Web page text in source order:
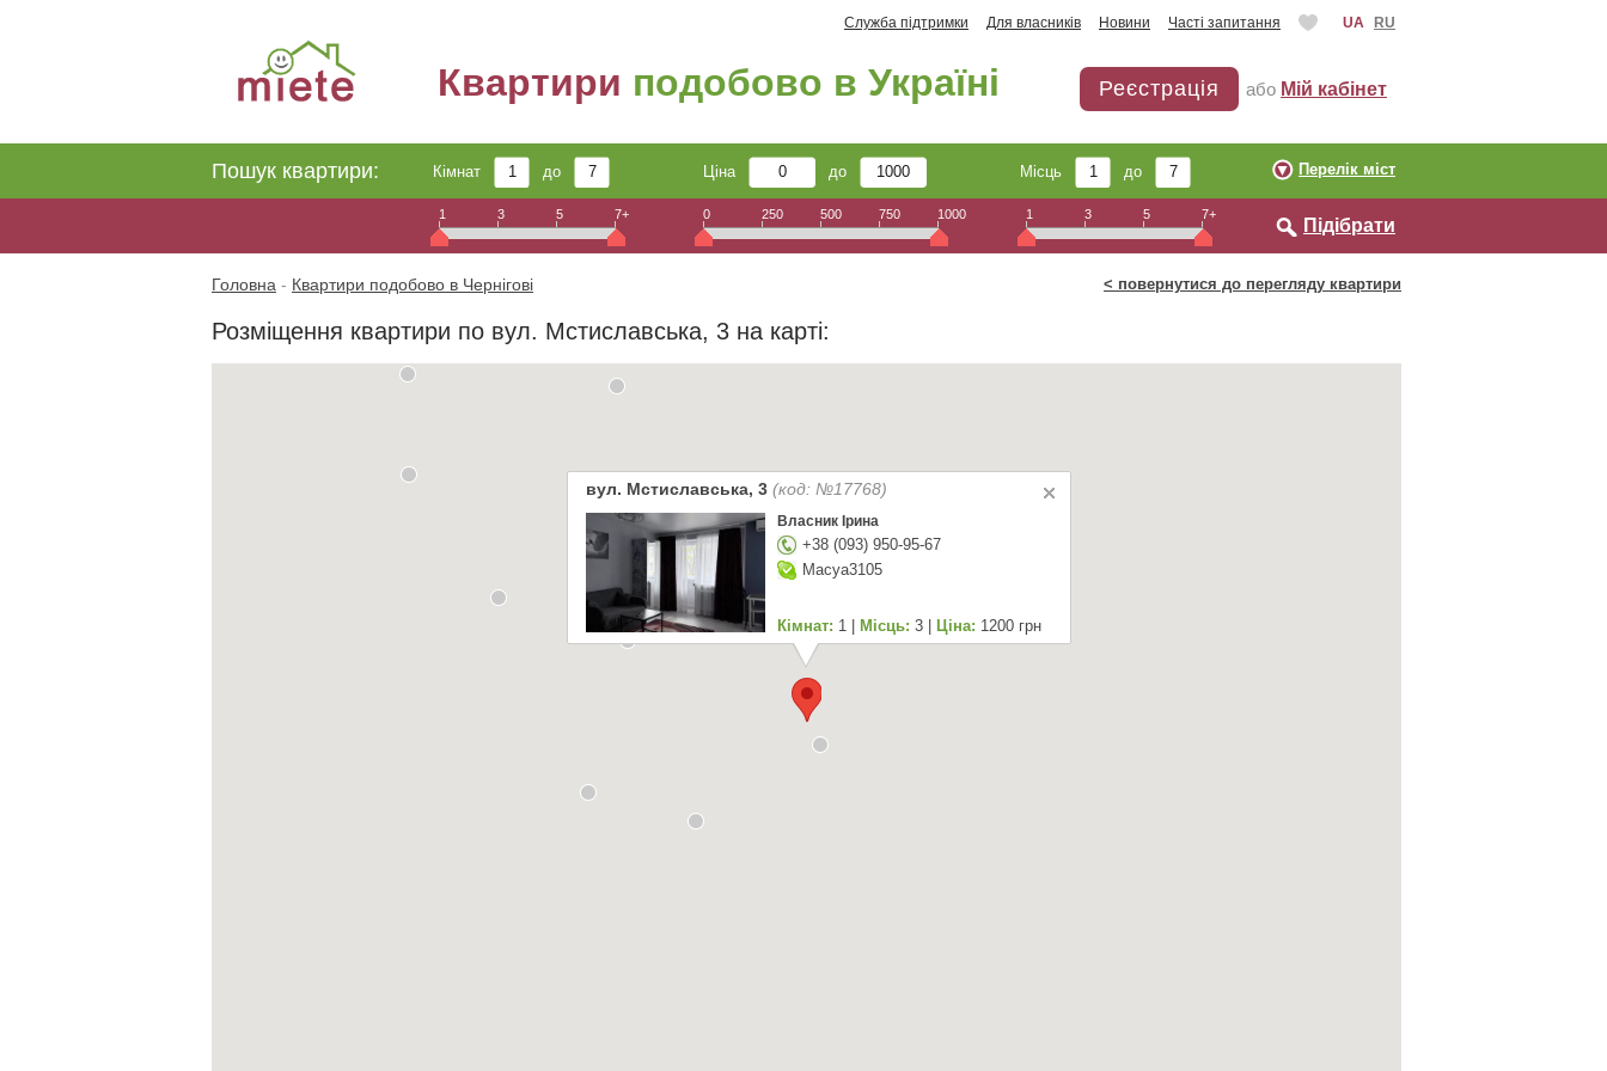
Служба підтримки Для власників Новини Часті запитання UA RU
Квартири подобово в Україні Реєстрація або Мій кабінет
Пошук квартири: Кімнат до Ціна до Місць до Перелік міст
1 3 5 7+ 0 250 500 750 1000 1 3 5 7+
Підібрати
< повернутися до перегляду квартири
Головна - Квартири подобово в Чернігові
Розміщення квартири по вул. Мстиславська, 3 на карті:
вул. Мстиславська, 3(код: №17768)
Власник Ірина
+38 (093) 950-95-67
Macya3105
Кімнат: 1 | Місць: 3 | Ціна: 1200 грн